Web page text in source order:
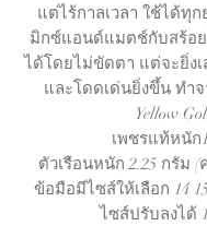
แต่ไร้กาลเวลา ใช้ได้ทุ
มิกซ์แอนด์แมตช์กับสร้อ
ได้โดยไม่ขัดตา แต่จะยิ่ง
และโดดเด่นยิ่งขึ้น ทำจ
Yellow
เพชรแท้หนัก
ตัวเรือนหนัก 2.25 กรัม (
ข้อมือมีไซส์ให้เลือก 14
ไซส์ปรับลงได้